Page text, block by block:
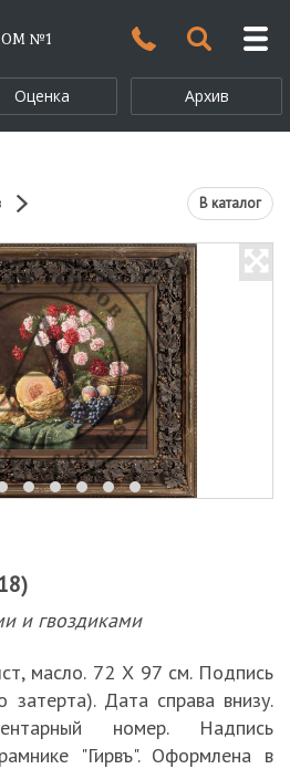
№1
Оценка Архив
В каталог
и гвоздиками
масло. 72 Х 97 см. Подпись
затерта). Дата справа внизу.
номер. Надпись
"Гирвъ". Оформлена в